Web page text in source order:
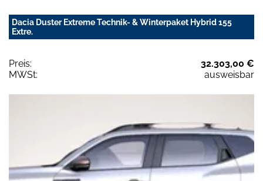
Dacia Duster Extreme Technik- & Winterpaket Hybrid 155
Extre.
Preis:
32.303,00 €
MWSt:
ausweisbar